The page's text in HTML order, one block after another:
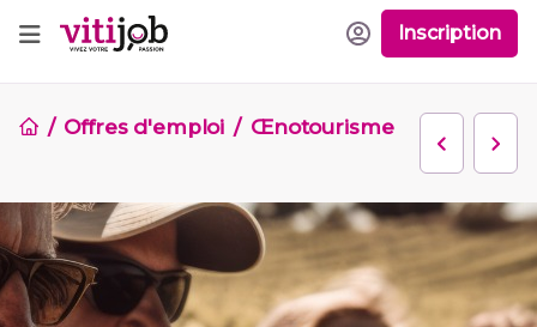
Inscription
Offres d'emploi Œnotourisme